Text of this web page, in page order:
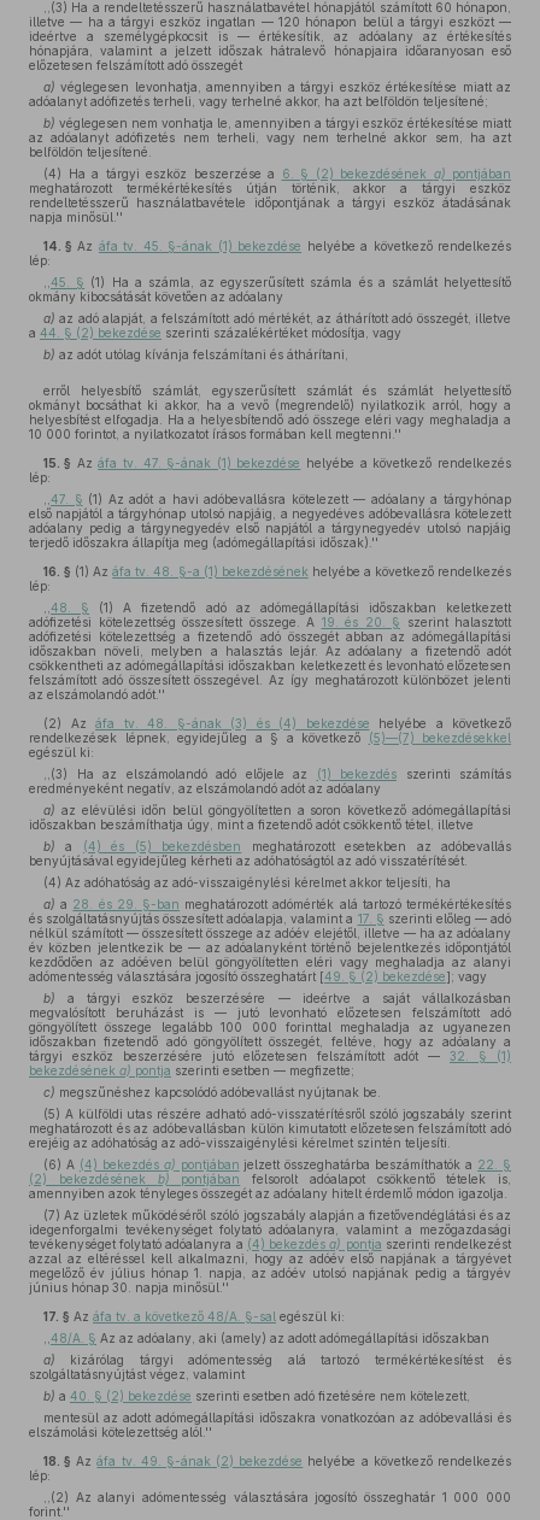
,,(3) Ha a rendeltetésszerű használatbavétel hónapjától számított 60 hónapon,
illetve — ha a tárgyi eszköz ingatlan — 120 hónapon belül a tárgyi eszközt —
ideértve a személygépkocsit is — értékesítik, az adóalany az értékesítés
hónapjára, valamint a jelzett időszak hátralevő hónapjaira időaranyosan eső
előzetesen felszámított adó összegét
a) véglegesen levonhatja, amennyiben a tárgyi eszköz értékesítése miatt az
adóalanyt adófizetés terheli, vagy terhelné akkor, ha azt belföldön teljesítené;
b) véglegesen nem vonhatja le, amennyiben a tárgyi eszköz értékesítése miatt
az adóalanyt adófizetés nem terheli, vagy nem terhelné akkor sem, ha azt
belföldön teljesítené.
(4) Ha a tárgyi eszköz beszerzése a
6. § (2) bekezdésének a) pontjában
meghatározott termékértékesítés útján történik, akkor a tárgyi eszköz
rendeltetésszerű használatbavétele időpontjának a tárgyi eszköz átadásának
napja minősül.''
14. § Az áfa tv. 45. §-ának (1) bekezdése helyébe a következő rendelkezés
lép:
45. § (1) Ha a számla, az egyszerűsített számla és a számlát helyettesítő
okmány kibocsátását követően az adóalany
a) az adó alapját, a felszámított adó mértékét, az áthárított adó összegét, illetve
a 44. § (2) bekezdése szerinti százalékértéket módosítja, vagy
b) az adót utólag kívánja felszámítani és áthárítani,
erről helyesbítő számlát, egyszerűsített számlát és számlát helyettesítő
okmányt bocsáthat ki akkor, ha a vevő (megrendelő) nyilatkozik arról, hogy a
helyesbítést elfogadja. Ha a helyesbítendő adó összege eléri vagy meghaladja a
10 000 forintot, a nyilatkozatot írásos formában kell megtenni.''
15. § Azáfa tv. 47. §-ának (1) bekezdése helyébe a következő rendelkezés
lép:
47. § (1) Az adót a havi adóbevallásra kötelezett — adóalany a tárgyhónap
első napjától a tárgyhónap utolsó napjáig, a negyedéves adóbevallásra kötelezett
adóalany pedig a tárgynegyedév első napjától a tárgynegyedév utolsó napjáig
terjedő időszakra állapítja meg (adómegállapítási időszak).''
16. § (1) Azáfa tv. 48. §-a (1) bekezdésének helyébe a következő rendelkezés
lép:
48. § (1) A fizetendő adó az adómegállapítási időszakban keletkezett
adófizetési kötelezettség összesített összege. A 19. és 20. § szerint halasztott
adófizetési kötelezettség a fizetendő adó összegét abban az adómegállapítási
időszakban növeli, melyben a halasztás lejár. Az adóalany a fizetendő adót
csökkentheti az adómegállapítási időszakban keletkezett és levonható előzetesen
felszámított adó összesített összegével. Az így meghatározott különbözet jelenti
az elszámolandó adót.''
(2) Az áfa tv. 48. §-ának (3) és (4) bekezdése helyébe a következő
rendelkezések lépnek, egyidejűleg a § a következő
(5)—(7) bekezdésekkel
egészül ki:
,,(3) Ha az elszámolandó adó előjele az
(1) bekezdés szerinti számítás
eredményeként negatív, az elszámolandó adót az adóalany
a) az elévülési időn belül göngyölítetten a soron következő adómegállapítási
időszakban beszámíthatja úgy, mint a fizetendő adót csökkentő tétel, illetve
b) a (4) és (5) bekezdésben
meghatározott esetekben az adóbevallás
benyújtásával egyidejűleg kérheti az adóhatóságtól az adó visszatérítését.
(4) Az adóhatóság az adó-visszaigénylési kérelmet akkor teljesíti, ha
a) a 28. és 29. §-ban meghatározott adómérték alá tartozó termékértékesítés
és szolgáltatásnyújtás összesített adóalapja, valamint a 17. § szerinti előleg — adó
nélkül számított — összesített összege az adóév elejétől, illetve — ha az adóalany
év közben jelentkezik be — az adóalanyként történő bejelentkezés időpontjától
kezdődően az adóéven belül göngyölítetten eléri vagy meghaladja az alanyi
adómentesség választására jogosító összeghatárt [49. § (2) bekezdése]; vagy
b) a tárgyi eszköz beszerzésére — ideértve a saját vállalkozásban
megvalósított beruházást is — jutó levonható előzetesen felszámított adó
göngyölített összege legalább 100 000 forinttal meghaladja az ugyanezen
időszakban fizetendő adó göngyölített összegét, feltéve, hogy az adóalany a
tárgyi eszköz beszerzésére jutó előzetesen felszámított adót — 32. § (1)
bekezdésének a) pontja szerinti esetben — megfizette;
c) megszűnéshez kapcsolódó adóbevallást nyújtanak be.
(5) A külföldi utas részére adható adó-visszatérítésről szóló jogszabály szerint
meghatározott és az adóbevallásban külön kimutatott előzetesen felszámított adó
erejéig az adóhatóság az adó-visszaigénylési kérelmet szintén teljesíti.
(6) A (4) bekezdés a) pontjában jelzett összeghatárba beszámíthatók a 22. §
(2) bekezdésének b) pontjában
felsorolt adóalapot csökkentő tételek is,
amennyiben azok tényleges összegét az adóalany hitelt érdemlő módon igazolja.
(7) Az üzletek működéséről szóló jogszabály alapján a fizetővendéglátási és az
idegenforgalmi tevékenységet folytató adóalanyra, valamint a mezőgazdasági
tevékenységet folytató adóalanyra a (4) bekezdésa) pontja szerinti rendelkezést
azzal az eltéréssel kell alkalmazni, hogy az adóév első napjának a tárgyévet
megelőző év július hónap 1. napja, az adóév utolsó napjának pedig a tárgyév
június hónap 30. napja minősül.''
17. § Az áfa tv. a következő 48/A. §-sal egészül ki:
48/A. § Az az adóalany, aki (amely) az adott adómegállapítási időszakban
a) kizárólag tárgyi adómentesség alá tartozó termékértékesítést és
szolgáltatásnyújtást végez, valamint
b) a 40. § (2) bekezdése szerinti esetben adó fizetésére nem kötelezett,
mentesül az adott adómegállapítási időszakra vonatkozóan az adóbevallási és
elszámolási kötelezettség alól.''
18. § Azáfa tv. 49. §-ának (2) bekezdése helyébe a következő rendelkezés
lép:
,,(2) Az alanyi adómentesség választására jogosító összeghatár 1 000 000
forint.''